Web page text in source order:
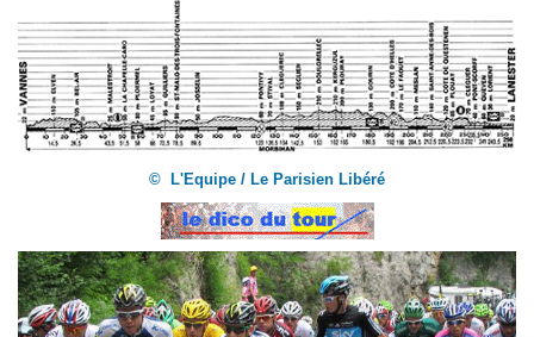
© L'Equipe / Le Parisien Libéré